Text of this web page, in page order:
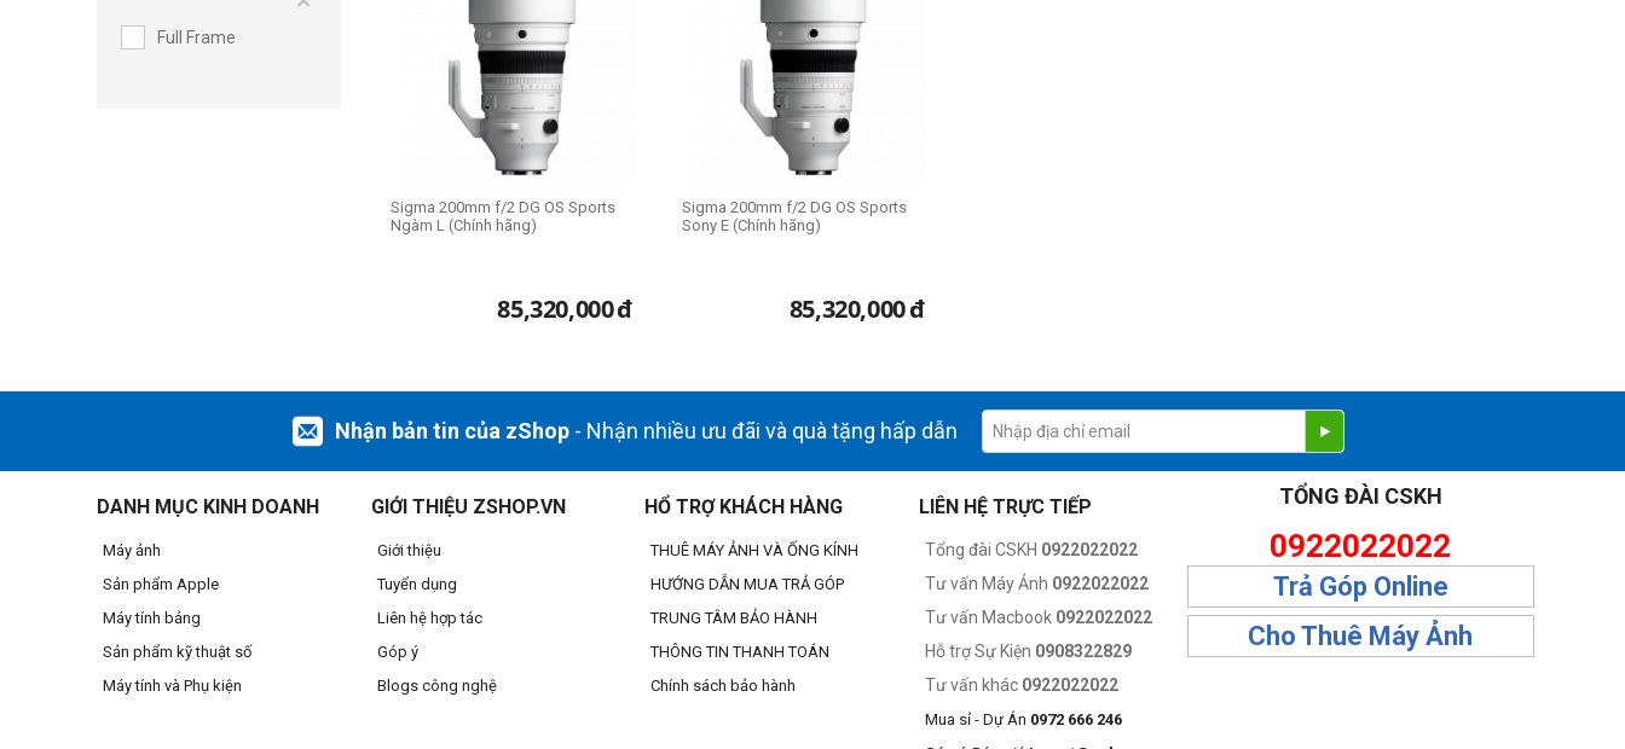
Full Frame
Sigma 200mm f/2 DG OS Sports
Ngàm L (Chính hãng)
85,320,000đ
Sigma 200mm f/2 DG OS Sports
Sony E (Chính hãng)
85,320,000đ
Nhận bản tin của zShop - Nhận nhiều ưu đãi và quà tặng hấp dẫn
DANH MỤC KINH DOANH
Máy ảnh
Sản phẩm Apple
Máy tính bảng
Sản phẩm kỹ thuật số
Máy tính và Phụ kiện
GIỚI THIỆU ZSHOP.VN
Giới thiệu
Tuyển dụng
Liên hệ hợp tác
Góp ý
Blogs công nghệ
HỔ TRỢ KHÁCH HÀNG
THUÊ MÁY ẢNH VÀ ỐNG KÍNH
HƯỚNG DẪN MUA TRẢ GÓP
TRUNG TÂM BẢO HÀNH
THÔNG TIN THANH TOÁN
Chính sách bảo hành
LIÊN HỆ TRỰC TIẾP
Tổng đài CSKH 0922022022
Tư vấn Máy Ảnh 0922022022
Tư vấn Macbook 0922022022
Hỗ trợ Sự Kiện 0908322829
Tư vấn khác 0922022022
Mua sỉ - Dự Án 0972 666 246
TỔNG ĐÀI CSKH
0922022022
Trả Góp Online
Cho Thuê Máy Ảnh